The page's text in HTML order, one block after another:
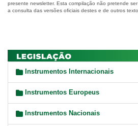
presente newsletter. Esta compilação não pretende
a consulta das versões oficiais destes e de outros
Instrumentos Internacionais
Instrumentos Europeus
Instrumentos Nacionais